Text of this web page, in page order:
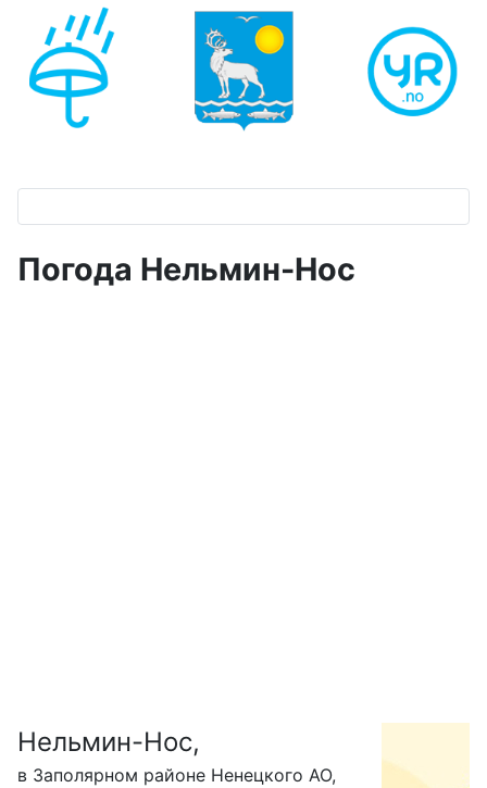
Погода Нельмин-Нос
Нельмин-Нос,
в Заполярном районе Ненецкого АО,